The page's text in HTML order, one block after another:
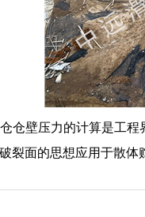
壁压力的计算是工程
裂面的思想应用于散体